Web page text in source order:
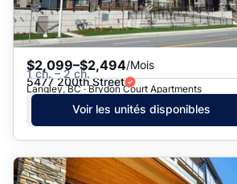
$2,099–$2,494/Mois
1 ch. – 2 ch.
5477 200th Street
Langley, BC · Brydon Court Apartments
Voir les unités disponibles